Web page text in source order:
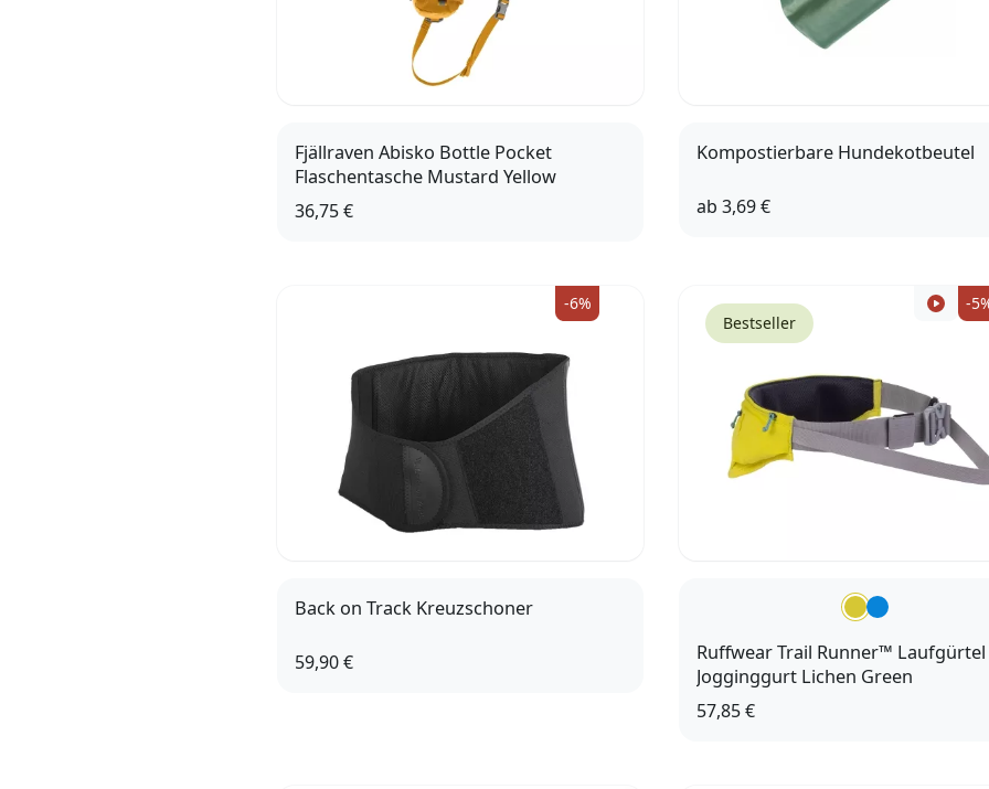
Fjällraven Abisko Bottle Pocket
Flaschentasche Mustard Yellow
36,75 €
Kompostierbare Hundekotbeutel
ab3,69 €
-6%
Back on Track Kreuzschoner
59,90 €
Bestseller
-
Ruffwear Trail Runner™ Laufgürtel
Jogginggurt Lichen Green
57,85 €